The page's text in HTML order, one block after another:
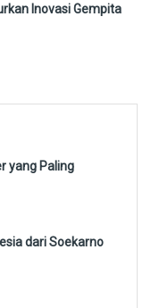
Inovasi Gempita
yang Paling
dari Soekarno